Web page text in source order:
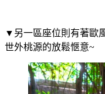
▼另一區座位則有著歐
世外桃源的放鬆愜意~